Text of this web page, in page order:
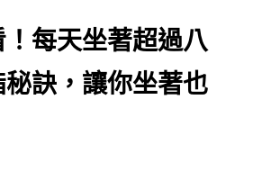
每天坐著超過八
訣，讓你坐著也